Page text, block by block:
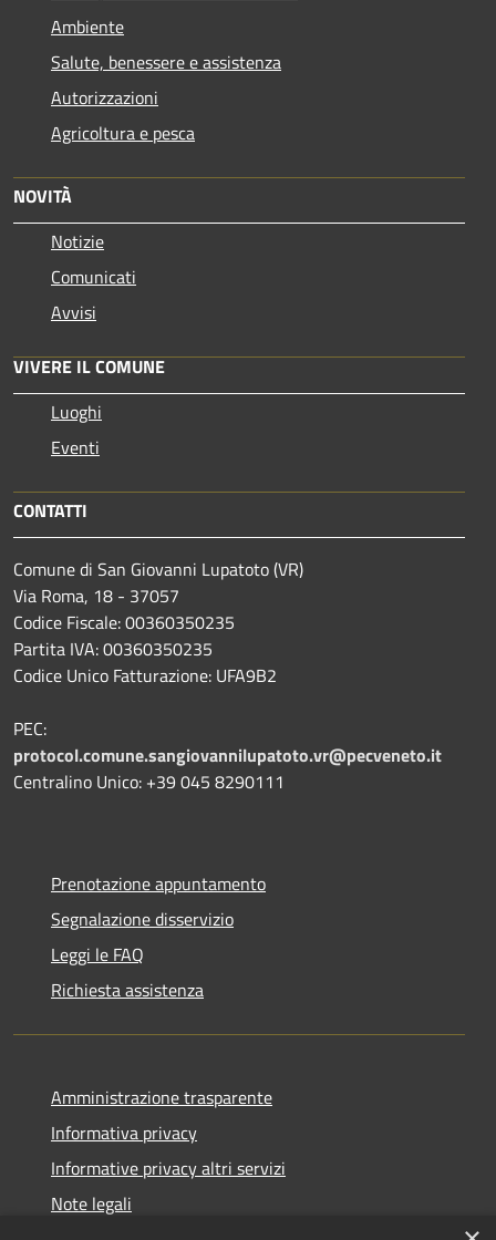
Ambiente
Salute, benessere e assistenza
Autorizzazioni
Agricoltura e pesca
NOVITÀ
Notizie
Comunicati
Avvisi
VIVERE IL COMUNE
Luoghi
Eventi
CONTATTI
Comune di San Giovanni Lupatoto (VR)
Via Roma, 18 - 37057
Codice Fiscale: 00360350235
Partita IVA: 00360350235
Codice Unico Fatturazione: UFA9B2
PEC:
protocol.comune.sangiovannilupatoto.vr@pecveneto.it
Centralino Unico: +39 045 8290111
Prenotazione appuntamento
Segnalazione disservizio
Leggi le FAQ
Richiesta assistenza
Amministrazione trasparente
Informativa privacy
Informative privacy altri servizi
Note legali